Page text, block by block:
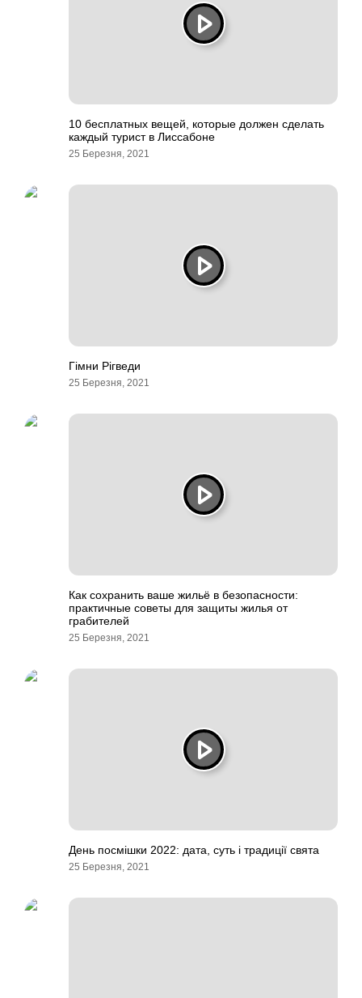
10 бесплатных вещей, которые должен сделать
каждый турист в Лиссабоне
25 Березня, 2021
Гімни Рігведи
25 Березня, 2021
Как сохранить ваше жильё в безопасности:
практичные советы для защиты жилья от
грабителей
25 Березня, 2021
День посмішки 2022: дата, суть і традиції свята
25 Березня, 2021